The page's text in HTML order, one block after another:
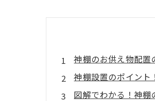
神棚のお供え物配置
神棚設置のポイント
図解でわかる！神棚